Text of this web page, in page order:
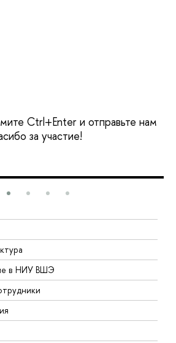
Ctrl+Enter и отправьте нам
за участие!
в НИУ ВШЭ